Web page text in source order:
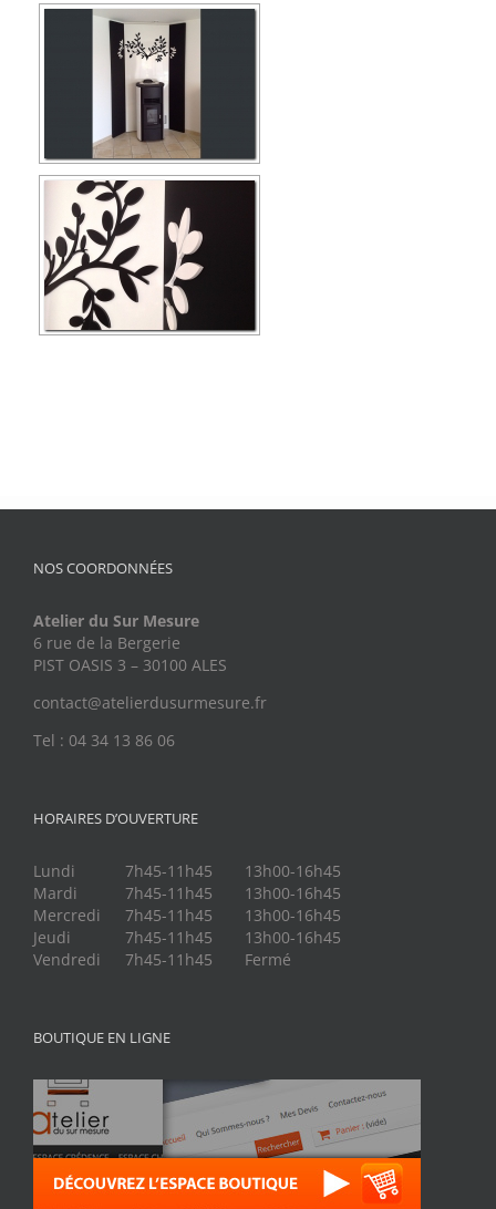
NOS COORDONNÉES
Atelier du Sur Mesure
6 rue de la Bergerie
PIST OASIS 3 – 30100 ALES
contact@atelierdusurmesure.fr
Tel : 04 34 13 86 06
HORAIRES D’OUVERTURE
Lundi 7h45-11h45
13h00-16h45
Mardi
7h45-11h45
13h00-16h45
Mercredi
7h45-11h45
13h00-16h45
Jeudi
7h45-11h45
13h00-16h45
Vendredi
7h45-11h45 Fermé
BOUTIQUE EN LIGNE